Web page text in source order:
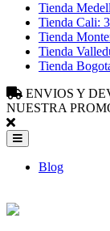
Tienda
Tienda Cali:
Tienda
Tienda
Tienda
ENVIOS Y
NUESTRA
Blog